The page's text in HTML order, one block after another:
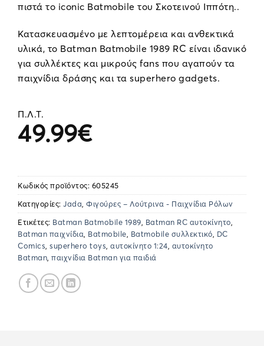
πιστά το iconic Batmobile του Σκοτεινού Ιππότη..
Κατασκευασμένο με λεπτομέρεια και ανθεκτικά
υλικά, το Batman Batmobile 1989 RC είναι ιδανικό
για συλλέκτες και μικρούς fans που αγαπούν τα
παιχνίδια δράσης και τα superhero gadgets.
Π.Λ.Τ.
49.99€
Κωδικός προϊόντος: 605245
Κατηγορίες: Jada Φιγούρες – Λούτρινα - Παιχνίδια Ρόλων
Ετικέτες: Batman Batmobile 1989 Batman RC αυτοκίνητο
Batman παιχνίδια Batmobile Batmobile συλλεκτικό DC
Comics superhero toys αυτοκίνητο 1:24 αυτοκίνητο
Batman παιχνίδια Batman για παιδιά